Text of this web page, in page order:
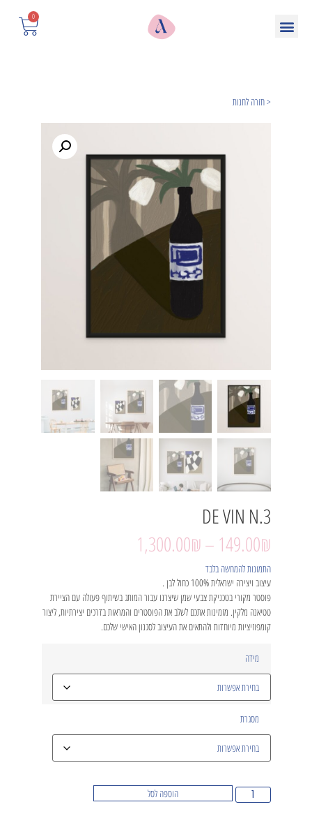
0
< חזרה לחנות
DE VIN N.3
149.00₪
–
1,300.00₪
התמונות להמחשה בלבד
עיצוב ויצירה ישראלית 100% כחול לבן .
פוסטר מקורי בטכניקת צבעי שמן שיצרנו עבור המותג בשיתוף פעולה עם הציירת
טטיאנה מלקין. מזמינות אתכם לשלב את הפוסטרים והמראות בדרכים יצירתיות, ליצור
קומפוזיציות מיוחדות ולהתאים את העיצוב לסגנון האישי שלכם.
מידה
מסגרת
הוספה לסל